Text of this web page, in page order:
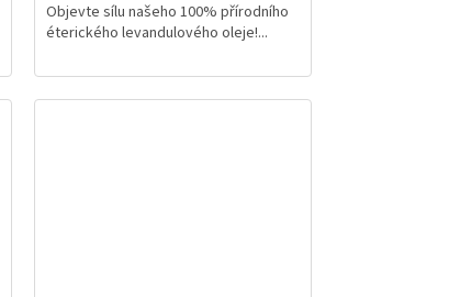
z
5
Objevte sílu našeho 100% přírodního
éterického levandulového oleje!...